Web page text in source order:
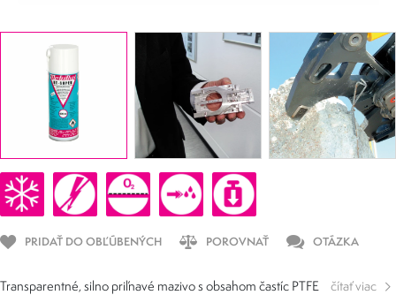
PRIDAŤ DO OBĽÚBENÝCH POROVNAŤ OTÁZKA
Transparentné, silno priľnavé mazivo s obsahom častíc PTFE čítať viac